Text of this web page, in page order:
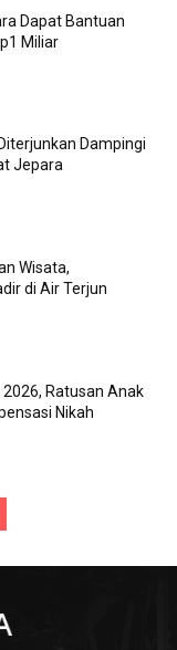
Dapat Bantuan
Miliar
Dampingi
Jepara
Wisata,
di Air Terjun
Ratusan Anak
Nikah